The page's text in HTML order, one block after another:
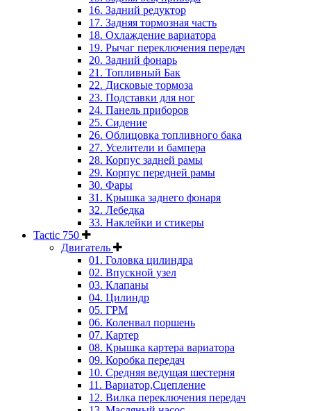
16. Задний редуктор
17. Задняя тормозная часть
18. Охлаждение вариатора
19. Рычаг переключения передач
20. Задний фонарь
21. Топливный Бак
22. Дисковые тормоза
23. Подставки для ног
24. Панель приборов
25. Сидение
26. Облицовка топливного бака
27. Уселители и бампера
28. Корпус задней рамы
29. Корпус передней рамы
30. Фары
31. Крышка заднего фонаря
32. Лебедка
33. Наклейки и стикеры
Tactic 750
Двигатель
01. Головка цилиндра
02. Впускной узел
03. Клапаны
04. Цилиндр
05. ГРМ
06. Коленвал поршень
07. Картер
08. Крышка картера вариатора
09. Коробка передач
10. Средняя ведущая шестерня
11. Вариатор,Сцепление
12. Вилка переключения передач